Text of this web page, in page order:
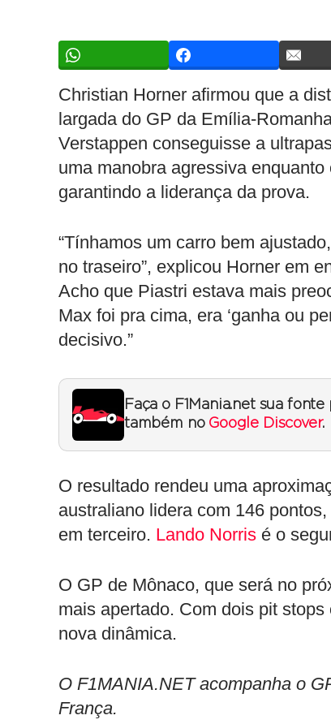
Christian Horner afirmou que a
largada do GP da Emília-
Verstappen conseguisse a
uma manobra agressiva
garantindo a liderança da prova.
“Tínhamos um carro bem
no traseiro”, explicou Horner em
Acho que Piastri estava mais
Max foi pra cima, era ‘ganha ou
decisivo.”
Faça o F1Mania.net sua
também no Google Discover.
O resultado rendeu uma
australiano lidera com 146
em terceiro. Lando Norris é o
O GP de Mônaco, que será no
mais apertado. Com dois pit
nova dinâmica.
O F1MANIA.NET acompanha o
França.